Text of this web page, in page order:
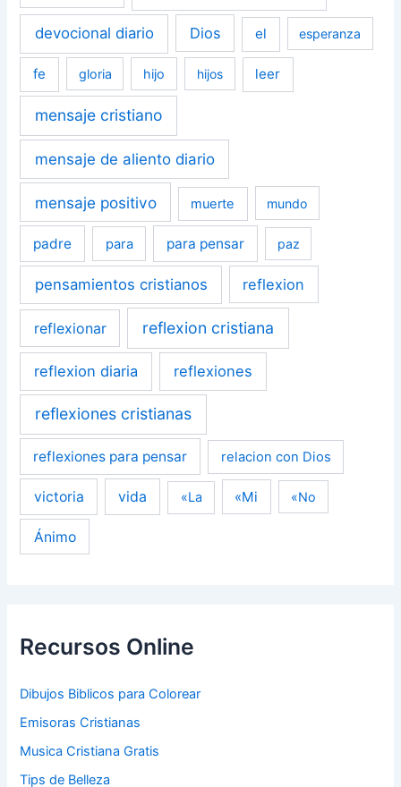
devocional diario Dios el esperanza
fe gloria hijo hijos leer
mensaje cristiano
mensaje de aliento diario
mensaje positivo muerte mundo
padre para para pensar paz
pensamientos cristianos reflexion
reflexionar reflexion cristiana
reflexion diaria reflexiones
reflexiones cristianas
reflexiones para pensar relacion con Dios
victoria vida «La «Mi «No
Ánimo
Recursos Online
Dibujos Biblicos para Colorear
Emisoras Cristianas
Musica Cristiana Gratis
Tips de Belleza